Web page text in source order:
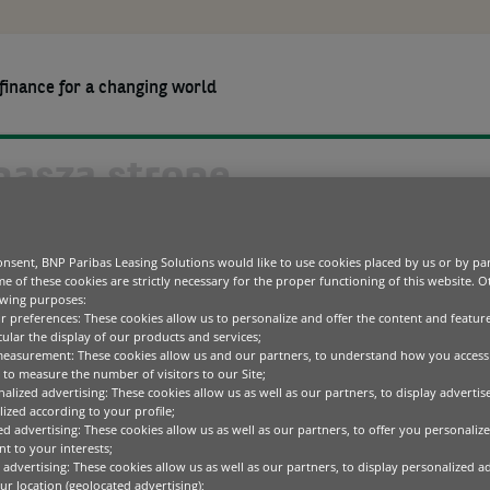
for a changing world
IT i Telekomunikacja
Sprzęt
Sprzęt biurowy
Kodeks Postępowania
I SAME DEUTZ-FAHR (SDF) ŚWIĘTUJĄ 25 LAT WSPÓŁPRACY PEŁNEJ
LEASING
FAHR (SDF)
PEŁNEJ
Leasing Solutions i Same
BNP Paribas Leasing Solutions would like to use cookies placed by us or by
of these cookies are strictly necessary for the proper functioning of this website.
purposes:
preferences: These cookies allow us to personalize and offer the content and
the display of our products and services;
These cookies allow us and our partners, to understand how you
to measure the number of visitors to our Site;
advertising: These cookies allow us as well as our partners, to display
according to your profile;
advertising: These cookies allow us as well as our partners, to offer you
to your interests;
advertising: These cookies allow us as well as our partners, to display personalized
location (geolocated advertising);